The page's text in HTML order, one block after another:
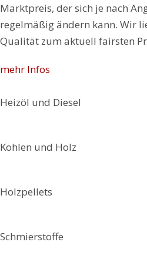
Marktpreis, der sich je nach
regelmäßig ändern kann. Wir
Qualität zum aktuell fairsten
mehr Infos
Heizöl und Diesel
Kohlen und Holz
Holzpellets
Schmier­stoffe